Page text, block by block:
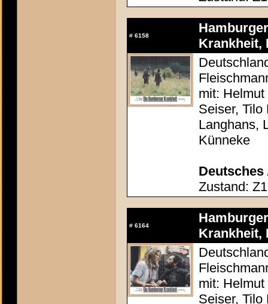
# 6158
Krankheit,
mit:
Seiser, Tilo
Langhans,
Künneke
Deutsches
Zustand: Z1
# 6164
Krankheit,
mit:
Seiser, Tilo